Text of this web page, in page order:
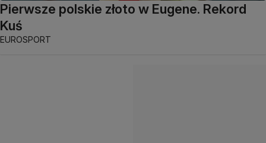
Pierwsze polskie złoto w Eugene. Rekord
Kuś
EUROSPORT